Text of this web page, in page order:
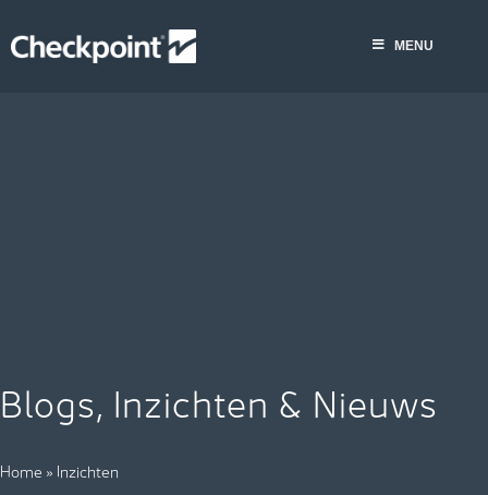
to
MENU
Blogs, Inzichten & Nieuws
Home » Inzichten